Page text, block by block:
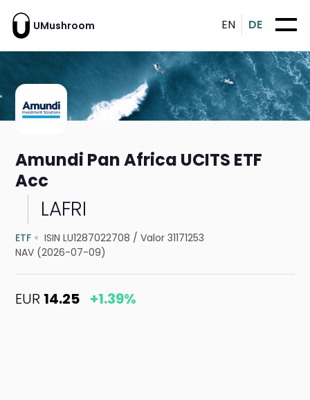
UMushroom EN DE
Amundi Pan Africa UCITS ETF
Acc
LAFRI
ETF ISIN LU1287022708 /Valor 31171253
NAV (2026-07-09)
EUR 14.25 +1.39%